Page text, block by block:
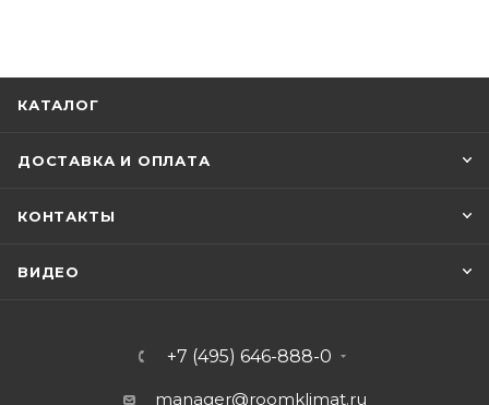
КАТАЛОГ
ДОСТАВКА И ОПЛАТА
КОНТАКТЫ
ВИДЕО
+7 (495) 646-888-0
manager@roomklimat.ru